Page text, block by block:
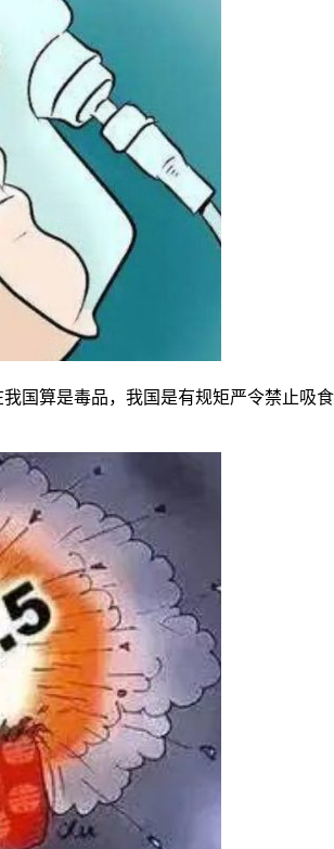
国算是毒品，我国是有规矩严令禁止吸